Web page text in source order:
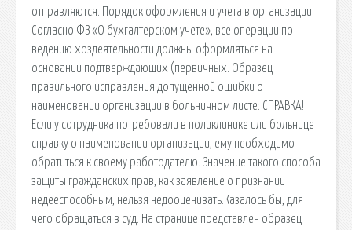
отправляются. Порядок оформления и учета в организации.
Согласно ФЗ «О бухгалтерском учете», все операции по
ведению хоздеятельности должны оформляться на
основании подтверждающих (первичных. Образец
правильного исправления допущенной ошибки о
наименовании организации в больничном листе: СПРАВКА!
Если у сотрудника потребовали в поликлинике или больнице
справку о наименовании организации, ему необходимо
обратиться к своему работодателю. Значение такого способа
защиты гражданских прав, как заявление о признании
недееспособным, нельзя недооценивать.Казалось бы, для
чего обращаться в суд. На странице представлен образец